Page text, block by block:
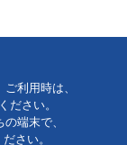
利用時は、
ださい。
端末で、
さい。